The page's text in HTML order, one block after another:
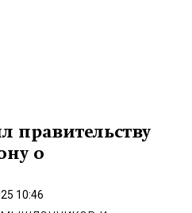
правительству
о
10:46